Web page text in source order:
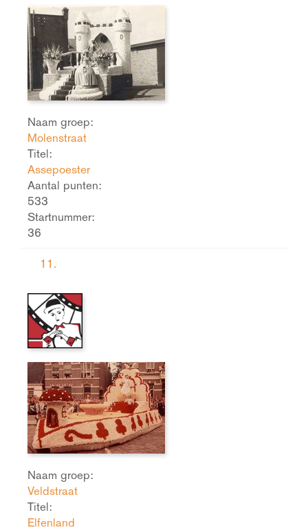
Naam groep:
Molenstraat
Titel:
Assepoester
Aantal punten:
533
Startnummer:
36
11.
Naam groep:
Veldstraat
Titel:
Elfenland